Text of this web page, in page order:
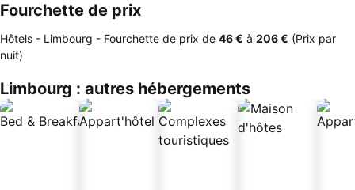
Fourchette de prix
Hôtels - Limbourg - Fourchette de prix de ‎46 € à ‎206 € (Prix par
nuit)
Limbourg : autres hébergements